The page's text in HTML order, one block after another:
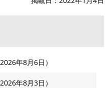
2026年8月6日
2026年8月3日